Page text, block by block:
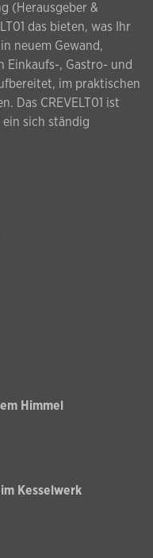
(Herausgeber &
das bieten, was Ihr
neuem Gewand,
Einkaufs-, Gastro- und
im praktischen
Das CREVELT01 ist
sich ständig
Himmel
Kesselwerk